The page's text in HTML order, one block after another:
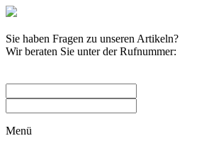
Sie haben Fragen zu unseren Artikeln?
Wir beraten Sie unter der Rufnummer:
Menü